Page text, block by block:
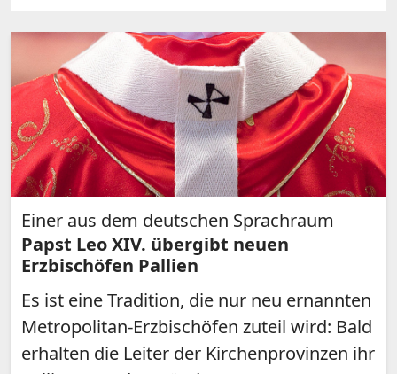
Einer aus dem deutschen Sprachraum
Papst Leo XIV. übergibt neuen
Erzbischöfen Pallien
Es ist eine Tradition, die nur neu ernannten
Metropolitan-Erzbischöfen zuteil wird: Bald
erhalten die Leiter der Kirchenprovinzen ihr